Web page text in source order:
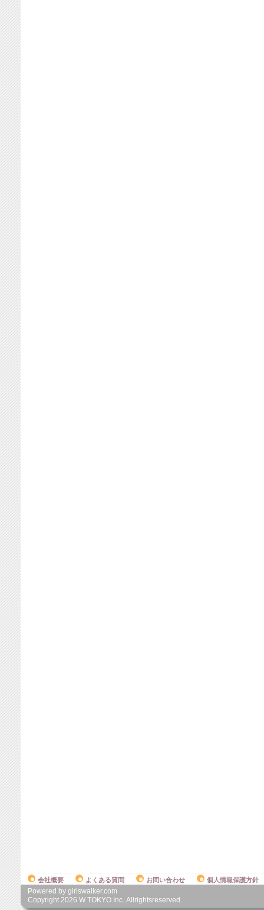
会社概要 よくある質問 お問い合わせ 個人情報保護方針
Powered by girlswalker.com
Copyright 2026 W TOKYO Inc. Allrightsreserved.